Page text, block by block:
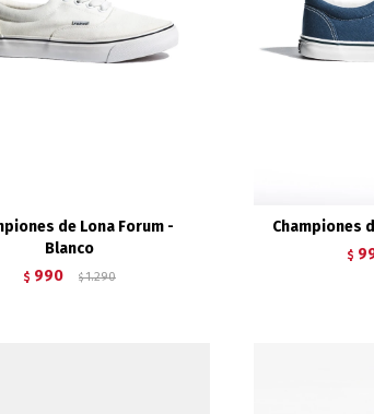
de Lona Forum -
Blanco
$ 990 $ 1.290
Championes
$